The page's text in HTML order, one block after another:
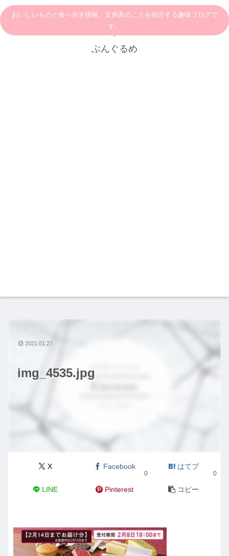
おいしいものと食べ歩き情報、文房具のことを紹介する趣味ブログで
す。
ぶんぐるめ
img_4535.jpg
X Facebook
0
はてブ
0
LINE Pinterest コピー
2021.01.27